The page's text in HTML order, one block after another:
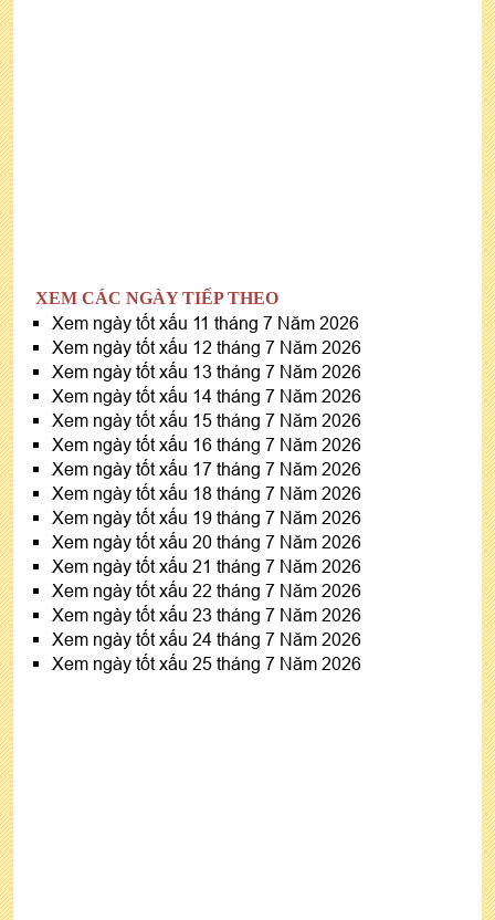
XEM CÁC NGÀY TIẾP THEO
Xem ngày tốt xấu 11 tháng 7 Năm 2026
Xem ngày tốt xấu 12 tháng 7 Năm 2026
Xem ngày tốt xấu 13 tháng 7 Năm 2026
Xem ngày tốt xấu 14 tháng 7 Năm 2026
Xem ngày tốt xấu 15 tháng 7 Năm 2026
Xem ngày tốt xấu 16 tháng 7 Năm 2026
Xem ngày tốt xấu 17 tháng 7 Năm 2026
Xem ngày tốt xấu 18 tháng 7 Năm 2026
Xem ngày tốt xấu 19 tháng 7 Năm 2026
Xem ngày tốt xấu 20 tháng 7 Năm 2026
Xem ngày tốt xấu 21 tháng 7 Năm 2026
Xem ngày tốt xấu 22 tháng 7 Năm 2026
Xem ngày tốt xấu 23 tháng 7 Năm 2026
Xem ngày tốt xấu 24 tháng 7 Năm 2026
Xem ngày tốt xấu 25 tháng 7 Năm 2026